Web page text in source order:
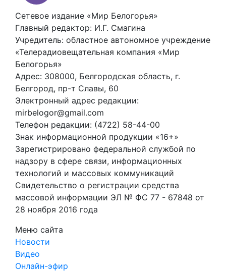
Сетевое издание «Мир Белогорья»
Главный редактор: И.Г. Смагина
Учредитель: областное автономное учреждение
«Телерадиовещательная компания «Мир
Белогорья»
Адрес: 308000, Белгородская область, г.
Белгород, пр-т Славы, 60
Электронный адрес редакции:
mirbelogor@gmail.com
Телефон редакции: (4722) 58-44-00
Знак информационной продукции «16+»
Зарегистрировано федеральной службой по
надзору в сфере связи, информационных
технологий и массовых коммуникаций
Свидетельство о регистрации средства
массовой информации ЭЛ № ФС 77 - 67848 от
28 ноября 2016 года
Меню сайта
Новости
Видео
Онлайн-эфир